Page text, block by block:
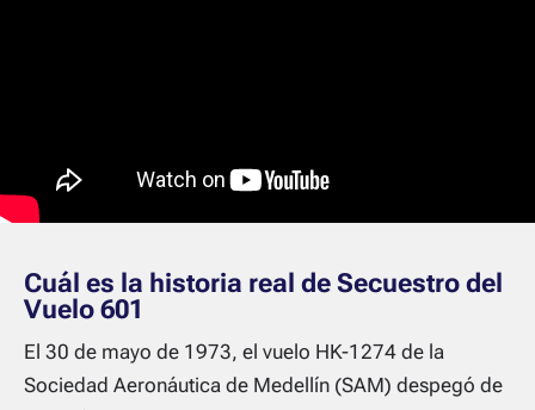
Cuál es la historia real de Secuestro del
Vuelo 601
El 30 de mayo de 1973, el vuelo HK-1274 de la
Sociedad Aeronáutica de Medellín (SAM) despegó de